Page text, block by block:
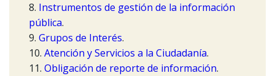
8. Instrumentos de gestión de la información
pública.
9. Grupos de Interés.
10. Atención y Servicios a la Ciudadanía.
11. Obligación de reporte de información.